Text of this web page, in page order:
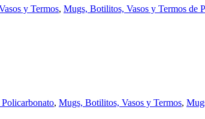
y Termos, Mugs, Botilitos, Vasos y Termos de
, Mugs, Botilitos, Vasos y Termos,